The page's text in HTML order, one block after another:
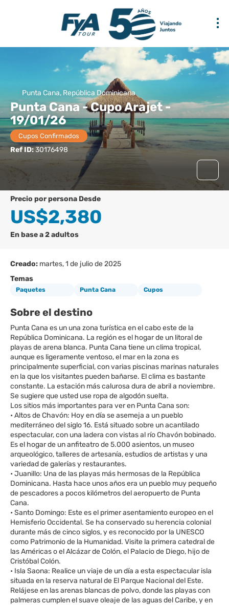
Punta Cana, República Dominicana
Punta Cana - Cupo Arajet -
19/01/26
Cupos Confirmados
Ref ID:30176498
precio por persona Desde
US$2,380
En base a 2 adultos
Creado: martes, 1 de julio de 2025
Temas
Paquetes Punta Cana Cupos
Sobre el destino
Punta Cana es un una zona turística en el cabo este de la
República Dominicana. La región es el hogar de un litoral de
playas de arena blanca. Punta Cana tiene un clima tropical,
aunque es ligeramente ventoso, el mar en la zona es
principalmente superficial, con varias piscinas marinas naturales
en la que los visitantes pueden bañarse. El clima es bastante
constante. La estación más calurosa dura de abril a noviembre.
Se sugiere que usted use ropa de algodón suelta.
Los sitios más importantes para ver en Punta Cana son:
• Altos de Chavón: Hoy en día se asemeja a un pueblo
mediterráneo del siglo 16. Está situado sobre un acantilado
espectacular, con una ladera con vistas al río Chavón bobinado.
Es el hogar de un anfiteatro de 5.000 asientos, un museo
arqueológico, talleres de artesanía, estudios de artistas y una
variedad de galerías y restaurantes.
• Juanillo: Una de las playas más hermosas de la República
Dominicana. Hasta hace unos años era un pueblo muy pequeño
de pescadores a pocos kilómetros del aeropuerto de Punta
Cana.
• Santo Domingo: Este es el primer asentamiento europeo en el
Hemisferio Occidental. Se ha conservado su herencia colonial
durante más de cinco siglos, y es reconocido por la UNESCO
como Patrimonio de la Humanidad. Visite la primera catedral de
las Américas o el Alcázar de Colón, el Palacio de Diego, hijo de
Cristóbal Colón.
• Isla Saona: Realice un viaje de un día a esta espectacular isla
situada en la reserva natural de El Parque Nacional del Este.
Relájese en las arenas blancas de polvo, donde las playas con
palmeras cumplen el suave oleaje de las aguas del Caribe, y en